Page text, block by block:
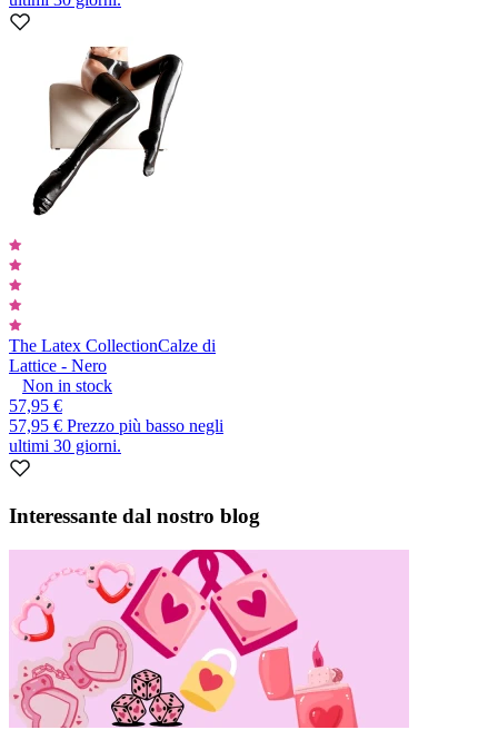
The Latex CollectionCalze di
Lattice - Nero
Non in stock
57,95 €
57,95 € Prezzo più basso negli
ultimi 30 giorni.
Interessante dal nostro blog